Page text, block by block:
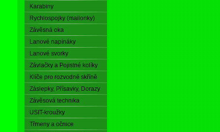
Karabiny
Rychlospojky (mailonky)
Závěsná oka
Lanové napínáky
Lanové svorky
Závlačky a Pojistné kolíky
Klíče pro rozvodné skříně
Záslepky, Přísavky, Dorazy
Závěsová technika
USIT-kroužky
Třmeny a očnice